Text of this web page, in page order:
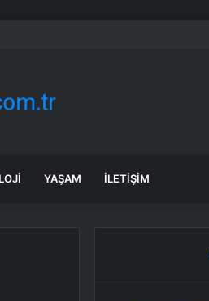
fazla havada kaldılar
YAŞAM İLETIŞIM